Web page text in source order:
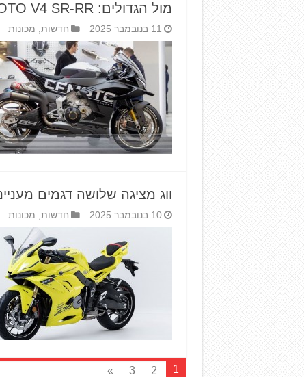
מול הגדולים: CFMOTO V4 SR-RR
11 בנובמבר 2025 חדשות, מכונות
ווג מציגה שלושה דגמים
10 בנובמבר 2025 חדשות, מכונות
1
2
3
»